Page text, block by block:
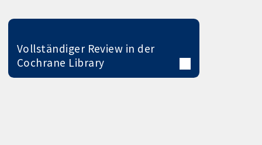
Vollständiger Review in der
Cochrane Library